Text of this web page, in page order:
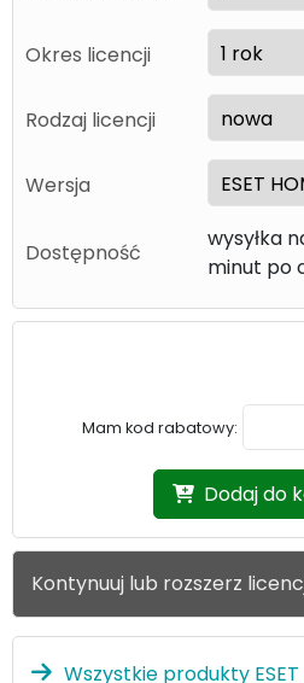
Okres licencji
Rodzaj licencji
Wersja
Dostępność
wysyłka
minut po
Mam kod rabatowy:
Dodaj do
Kontynuuj lub rozszerz
Wszystkie produkty ESET